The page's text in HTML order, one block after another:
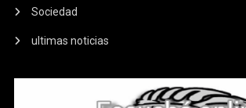
Sociedad
ultimas noticias